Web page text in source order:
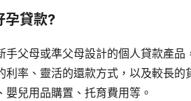
孕貸款?
手父母或準父母設計的個人貸款產
利率、靈活的還款方式，以及較長
嬰兒用品購置、托育費用等。